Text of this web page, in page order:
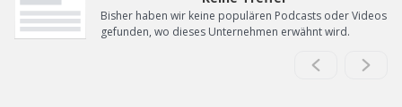
Bisher haben wir keine populären Podcasts oder Videos
gefunden, wo dieses Unternehmen erwähnt wird.